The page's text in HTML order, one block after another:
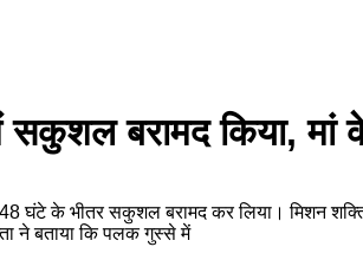
बरामद किया, मां
48 घंटे के भीतर सकुशल बरामद कर लिया। मिशन
ने बताया कि पलक गुस्से में